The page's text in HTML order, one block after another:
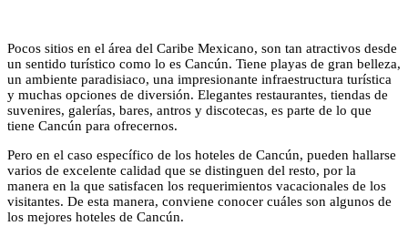
Pocos sitios en el área del Caribe Mexicano, son tan atractivos desde
un sentido turístico como lo es Cancún. Tiene playas de gran belleza,
un ambiente paradisiaco, una impresionante infraestructura turística
y muchas opciones de diversión. Elegantes restaurantes, tiendas de
suvenires, galerías, bares, antros y discotecas, es parte de lo que
tiene Cancún para ofrecernos.
Pero en el caso específico de los hoteles de Cancún, pueden hallarse
varios de excelente calidad que se distinguen del resto, por la
manera en la que satisfacen los requerimientos vacacionales de los
visitantes. De esta manera, conviene conocer cuáles son algunos de
los mejores hoteles de Cancún.